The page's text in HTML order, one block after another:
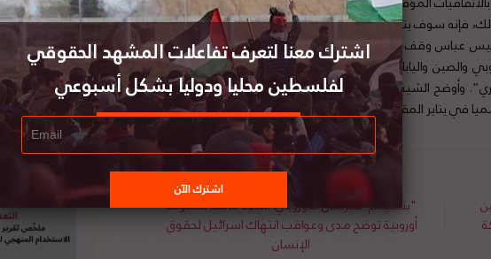
فإنه سوف يتم إعادة مسار العلاقة مع إسرائيل كما كان عليه الحال
فيه الرئيس عباس وقف العمل بالاتفاقيات مع إسرائيل. وأكد الشيخ أنه “كان
والصين واليابان ودول إسلامية، وهذه الجهود تكللت بالنجاح، حيث
الشيخ أن “هذا الانتصار يشكل نافذة لعودة العلاقات مع
في يناير المقبل”. لتفاصيل الخبر ومصدره الأصلي،هنا
"بتسيلم"للبرلمان الأوروبي: الحاجة ماسة لخطوات
أوروبية توضح مدى وعواقب انتهاك اسرائيل لحقوق
الإنسان
اشترك معنا لتعرف تفاعلات المشهد الحقوقي
لفلسطين محليا ودوليا بشكل أسبوعي